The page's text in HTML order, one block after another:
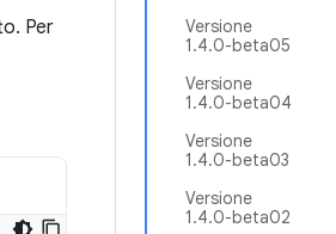
Versione
1.4.0-beta05
Versione
1.4.0-beta04
Versione
1.4.0-beta03
Versione
1.4.0-beta02
Per